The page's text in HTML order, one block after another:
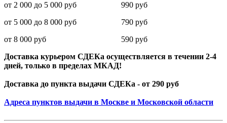
от 2 000 до 5 000 руб 990 руб
от 5 000 до 8 000 руб 790 руб
от 8 000 руб 590 руб
Доставка курьером СДЕКа осуществляется в течении 2-4
дней, только в пределах МКАД!
Доставка до пункта выдачи СДЕКа - от 290 руб
Адреса пунктов выдачи в Москве и Московской области